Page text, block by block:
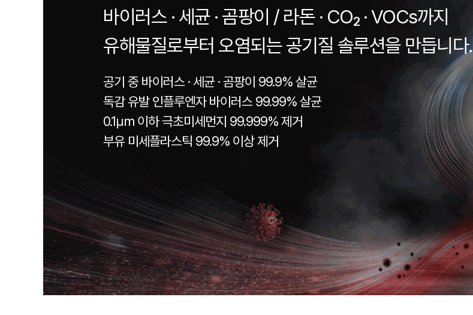
바이러스 · 세균 · 곰팡이 / 라돈 · CO₂ · VOCs까지
유해물질로부터 오염되는 공기질 솔루션을 만듭니다.
공기 중 바이러스 · 세균 · 곰팡이 99.9% 살균
독감 유발 인플루엔자 바이러스 99.99% 살균
0.1㎛ 이하 극초미세먼지 99.999% 제거
부유 미세플라스틱 99.9% 이상 제거